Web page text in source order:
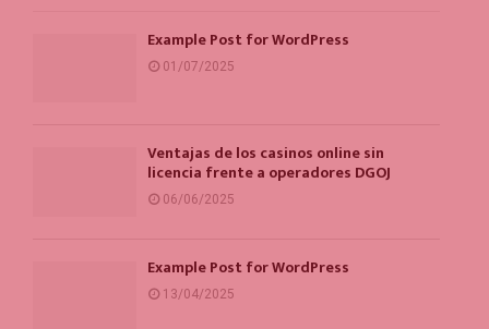
Example Post for WordPress
01/07/2025
Ventajas de los casinos online sin
licencia frente a operadores DGOJ
06/06/2025
Example Post for WordPress
13/04/2025